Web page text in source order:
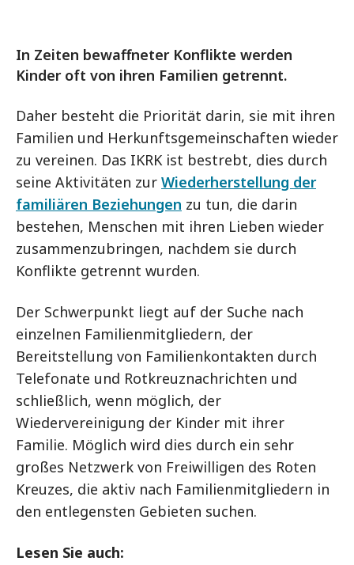
In Zeiten bewaffneter Konflikte werden
Kinder oft von ihren Familien getrennt.
Daher besteht die Priorität darin, sie mit ihren
Familien und Herkunftsgemeinschaften wieder
zu vereinen. Das IKRK ist bestrebt, dies durch
seine Aktivitäten zur Wiederherstellung der
familiären Beziehungen zu tun, die darin
bestehen, Menschen mit ihren Lieben wieder
zusammenzubringen, nachdem sie durch
Konflikte getrennt wurden.
Der Schwerpunkt liegt auf der Suche nach
einzelnen Familienmitgliedern, der
Bereitstellung von Familienkontakten durch
Telefonate und Rotkreuznachrichten und
schließlich, wenn möglich, der
Wiedervereinigung der Kinder mit ihrer
Familie. Möglich wird dies durch ein sehr
großes Netzwerk von Freiwilligen des Roten
Kreuzes, die aktiv nach Familienmitgliedern in
den entlegensten Gebieten suchen.
Lesen Sie auch: